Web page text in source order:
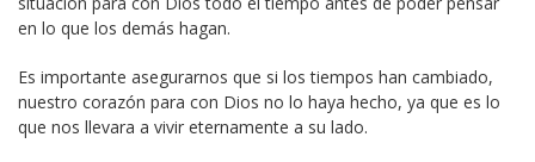
en lo que los demás hagan.
Es importante asegurarnos que si los tiempos han cambiado,
nuestro corazón para con Dios no lo haya hecho, ya que es lo
que nos llevara a vivir eternamente a su lado.